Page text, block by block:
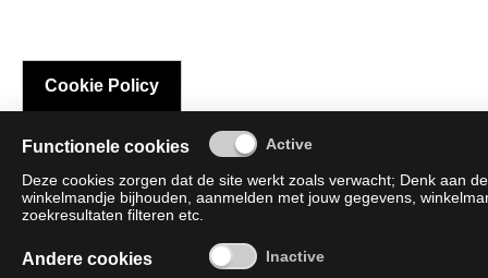
Cookie Policy
Functionele cookies
Deze cookies zorgen dat de site werkt zoals verwacht; Denk aan
winkelmandje bijhouden, aanmelden met jouw gegevens,
zoekresultaten filteren etc.
Andere cookies